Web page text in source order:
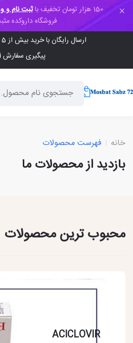
150 هزار تومان تخفیف با ثبت نام و
فروشگاه داروکده
ارسال رایگان با خرید بیش از 5 میلیون تومان
پیگیری سفارش
خانه فهرست محصولات
بازدید از محصولات ما
محبوب ترین محصولات
ACICLOVIR